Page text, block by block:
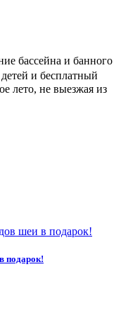
бассейна и банного
и бесплатный
лето, не выезжая из
подарок!